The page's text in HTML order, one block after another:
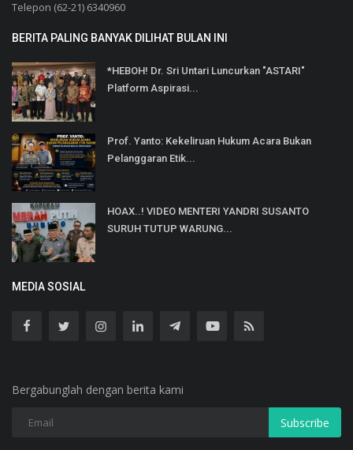
Telepon (62-21) 6340960
BERITA PALING BANYAK DILIHAT BULAN INI
*HEBOH! Dr. Sri Untari Luncurkan "ASTARI"
Platform Aspirasi...
Prof. Yanto: Kekeliruan Hukum Acara Bukan
Pelanggaran Etik...
HOAX..! VIDEO MENTERI YANDRI SUSANTO
SURUH TUTUP WARUNG...
MEDIA SOSIAL
Bergabunglah dengan berita kami
Subscribe